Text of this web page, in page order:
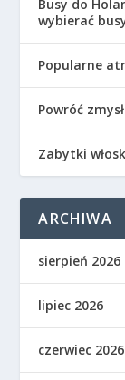
Busy do
wybierać
Popularne
Powróć
Zabytki
ARCHIWA
sierpień 2026
lipiec 2026
czerwiec 2026